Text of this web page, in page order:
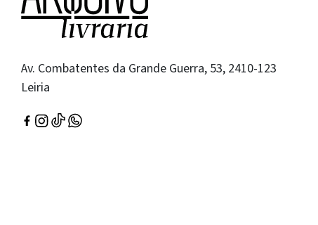
Av. Combatentes da Grande Guerra, 53, 2410-123
Leiria